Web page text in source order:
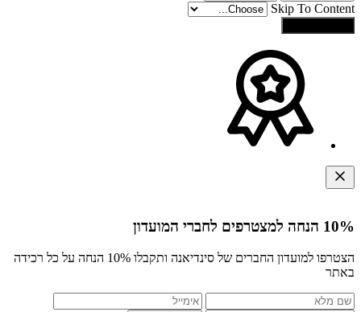
Skip To Content
10% הנחה למצטרפים לחברי המועדון
הצטרפו למועדון החברים של סינדיאנה ותקבלו 10% הנחה על כל רכידה
באתר